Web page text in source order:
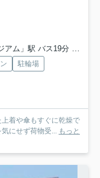
19分 「四軒屋」 停歩3分
駐輪場
着や傘もすぐに乾燥で
にせず荷物受... もっと